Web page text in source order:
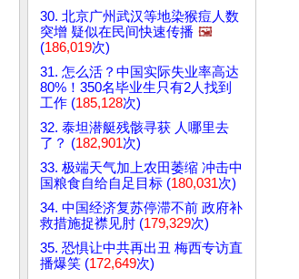
30. 北京广州武汉等地染猴痘人数
突增 疑似在民间快速传播 🖼️
(186,019次)
31. 怎么活？中国实际失业率高达
80%！350名毕业生只有2人找到
工作 (185,128次)
32. 泰坦潜艇残骸寻获 人哪里去
了？ (182,901次)
33. 极端天气加上农田萎缩 冲击中
国粮食自给自足目标 (180,031次)
34. 中国经济复苏停滞不前 政府补
救措施捉襟见肘 (179,329次)
35. 恐惧让中共再出丑 梅西专访直
播爆笑 (172,649次)